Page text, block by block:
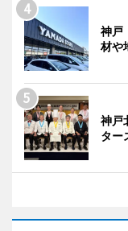
神戸
材や
神戸
ター